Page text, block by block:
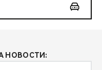
НОВОСТИ: